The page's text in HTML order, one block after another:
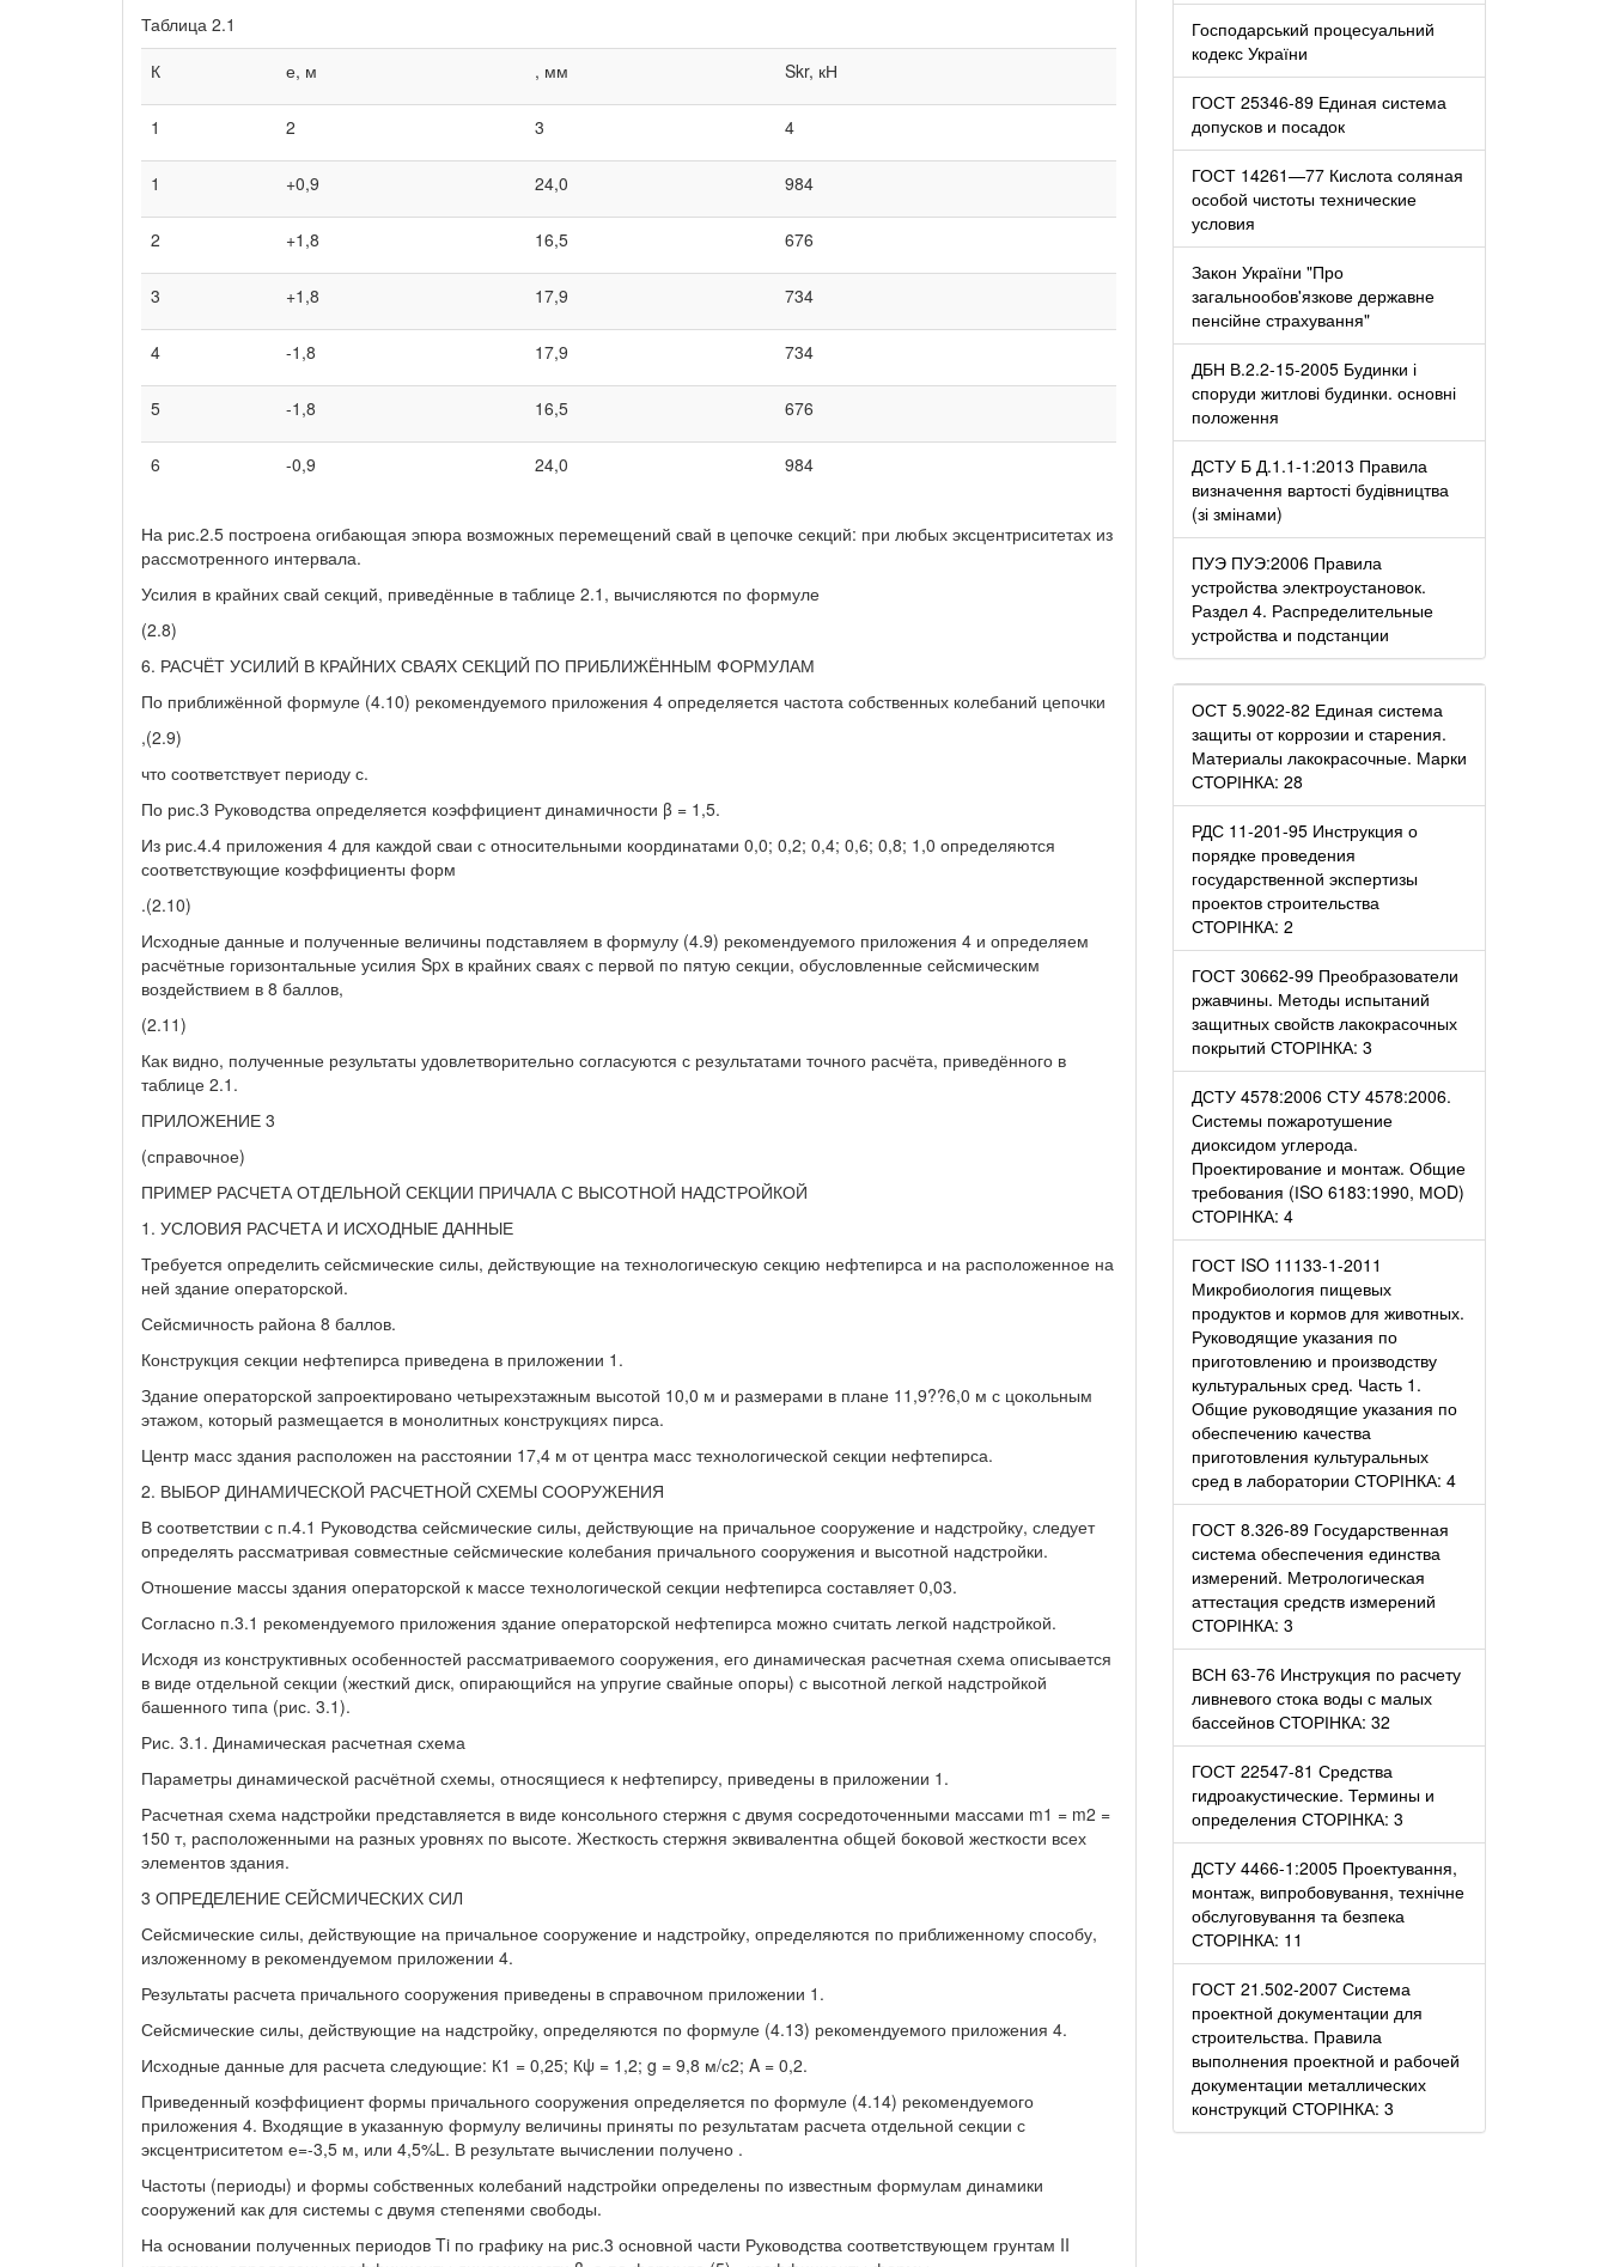
Таблица 2.1
К
е, м , мм Skr, кН
1 2 3 4
1 +0,9 24,0 984
2 +1,8 16,5 676
3 +1,8 17,9 734
4 -1,8 17,9 734
5 -1,8 16,5 676
6 -0,9 24,0 984
На рис.2.5 построена огибающая эпюра возможных перемещений свай в цепочке секций: при любых эксцентриситетах из
рассмотренного интервала.
Усилия в крайних свай секций, приведённые в таблице 2.1, вычисляются по формуле
(2.8)
6. РАСЧЁТ УСИЛИЙ В КРАЙНИХ СВАЯХ СЕКЦИЙ ПО ПРИБЛИЖЁННЫМ ФОРМУЛАМ
По приближённой формуле (4.10) рекомендуемого приложения 4 определяется частота собственных колебаний цепочки
,(2.9)
что соответствует периоду с.
По рис.3 Руководства определяется коэффициент динамичности β = 1,5.
Из рис.4.4 приложения 4 для каждой сваи с относительными координатами 0,0; 0,2; 0,4; 0,6; 0,8; 1,0 определяются
соответствующие коэффициенты форм
.(2.10)
Исходные данные и полученные величины подставляем в формулу (4.9) рекомендуемого приложения 4 и определяем
расчётные горизонтальные усилия Spx в крайних сваях с первой по пятую секции, обусловленные сейсмическим
воздействием в 8 баллов,
(2.11)
Как видно, полученные результаты удовлетворительно согласуются с результатами точного расчёта, приведённого в
таблице 2.1.
ПРИЛОЖЕНИЕ 3
(справочное)
ПРИМЕР РАСЧЕТА ОТДЕЛЬНОЙ СЕКЦИИ ПРИЧАЛА С ВЫСОТНОЙ НАДСТРОЙКОЙ
1. УСЛОВИЯ РАСЧЕТА И ИСХОДНЫЕ ДАННЫЕ
Требуется определить сейсмические силы, действующие на технологическую секцию нефтепирса и на расположенное на
ней здание операторской.
Сейсмичность района 8 баллов.
Конструкция секции нефтепирса приведена в приложении 1.
Здание операторской запроектировано четырехэтажным высотой 10,0 м и размерами в плане 11,9??6,0 м с цокольным
этажом, который размещается в монолитных конструкциях пирса.
Центр масс здания расположен на расстоянии 17,4 м от центра масс технологической секции нефтепирса.
2. ВЫБОР ДИНАМИЧЕСКОЙ РАСЧЕТНОЙ СХЕМЫ СООРУЖЕНИЯ
В соответствии с п.4.1 Руководства сейсмические силы, действующие на причальное сооружение и надстройку, следует
определять рассматривая совместные сейсмические колебания причального сооружения и высотной надстройки.
Отношение массы здания операторской к массе технологической секции нефтепирса составляет 0,03.
Согласно п.3.1 рекомендуемого приложения здание операторской нефтепирса можно считать легкой надстройкой.
Исходя из конструктивных особенностей рассматриваемого сооружения, его динамическая расчетная схема описывается
в виде отдельной секции (жесткий диск, опирающийся на упругие свайные опоры) с высотной легкой надстройкой
башенного типа (рис. 3.1).
Рис. 3.1. Динамическая расчетная схема
Параметры динамической расчётной схемы, относящиеся к нефтепирсу, приведены в приложении 1.
Расчетная схема надстройки представляется в виде консольного стержня с двумя сосредоточенными массами m1 = m2 =
150 т, расположенными на разных уровнях по высоте. Жесткость стержня эквивалентна общей боковой жесткости всех
элементов здания.
3 ОПРЕДЕЛЕНИЕ СЕЙСМИЧЕСКИХ СИЛ
Сейсмические силы, действующие на причальное сооружение и надстройку, определяются по приближенному способу,
изложенному в рекомендуемом приложении 4.
Результаты расчета причального сооружения приведены в справочном приложении 1.
Сейсмические силы, действующие на надстройку, определяются по формуле (4.13) рекомендуемого приложения 4.
Исходные данные для расчета следующие: К1 = 0,25; Кψ = 1,2; g = 9,8 м/с2; A = 0,2.
Приведенный коэффициент формы причального сооружения определяется по формуле (4.14) рекомендуемого
приложения 4. Входящие в указанную формулу величины приняты по результатам расчета отдельной секции с
эксцентриситетом е=-3,5 м, или 4,5%L. В результате вычислении получено .
Частоты (периоды) и формы собственных колебаний надстройки определены по известным формулам динамики
сооружений как для системы с двумя степенями свободы.
На основании полученных периодов Ti по графику на рис.3 основной части Руководства соответствующем грунтам II
Господарський процесуальний
кодекс України
ГОСТ 25346-89 Единая система
допусков и посадок
ГОСТ 14261—77 Кислота соляная
особой чистоты технические
условия
Закон України "Про
загальнообов'язкове державне
пенсійне страхування"
ДБН В.2.2-15-2005 Будинки і
споруди житлові будинки. основні
положення
ДСТУ Б Д.1.1-1:2013 Правила
визначення вартості будівництва
(зі змінами)
ПУЭ ПУЭ:2006 Правила
устройства электроустановок.
Раздел 4. Распределительные
устройства и подстанции
ОСТ 5.9022-82 Единая система
защиты от коррозии и старения.
Материалы лакокрасочные. Марки
СТОРІНКА: 28
РДС 11-201-95 Инструкция о
порядке проведения
государственной экспертизы
проектов строительства
СТОРІНКА: 2
ГОСТ 30662-99 Преобразователи
ржавчины. Методы испытаний
защитных свойств лакокрасочных
покрытий СТОРІНКА: 3
ДСТУ 4578:2006 СТУ 4578:2006.
Системы пожаротушение
диоксидом углерода.
Проектирование и монтаж. Общие
требования (ІSО 6183:1990, МОD)
СТОРІНКА: 4
ГОСТ ISO 11133-1-2011
Микробиология пищевых
продуктов и кормов для животных.
Руководящие указания по
приготовлению и производству
культуральных сред. Часть 1.
Общие руководящие указания по
обеспечению качества
приготовления культуральных
сред в лаборатории СТОРІНКА: 4
ГОСТ 8.326-89 Государственная
система обеспечения единства
измерений. Метрологическая
аттестация средств измерений
СТОРІНКА: 3
ВСН 63-76 Инструкция по расчету
ливневого стока воды с малых
бассейнов СТОРІНКА: 32
ГОСТ 22547-81 Средства
гидроакустические. Термины и
определения СТОРІНКА: 3
ДСТУ 4466-1:2005 Проектування,
монтаж, випробовування, технічне
обслуговування та безпека
СТОРІНКА: 11
ГОСТ 21.502-2007 Система
проектной документации для
строительства. Правила
выполнения проектной и рабочей
документации металлических
конструкций СТОРІНКА: 3